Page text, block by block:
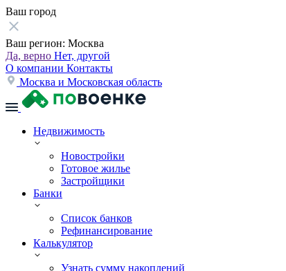
Ваш город
Ваш регион: Москва
Да, верно Нет, другой
О компании Контакты
Москва и Московская область
Недвижимость
Новостройки
Готовое жилье
Застройщики
Банки
Список банков
Рефинансирование
Калькулятор
Узнать сумму накоплений